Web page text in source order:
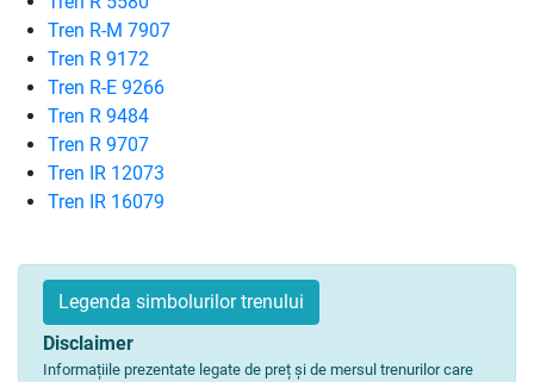
Tren R-M 7907
Tren R 9172
Tren R-E 9266
Tren R 9484
Tren R 9707
Tren IR 12073
Tren IR 16079
Legenda simbolurilor trenului
Disclaimer
Informațiile prezentate legate de preț și de mersul trenurilor care